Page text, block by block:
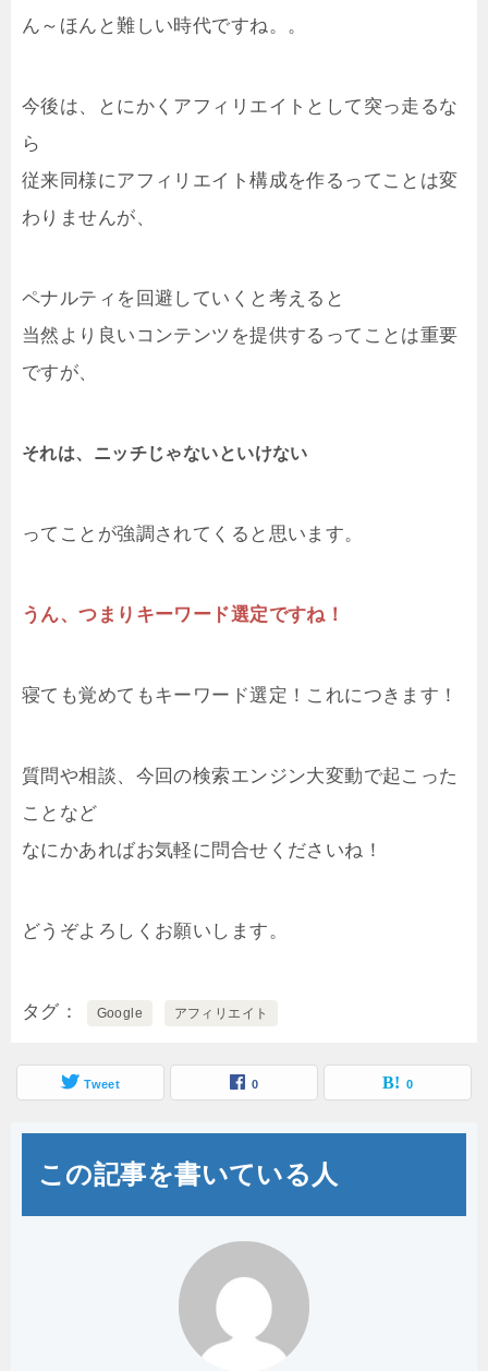
ん～ほんと難しい時代ですね。。
今後は、とにかくアフィリエイトとして突っ走るな
ら
従来同様にアフィリエイト構成を作るってことは変
わりませんが、
ペナルティを回避していくと考えると
当然より良いコンテンツを提供するってことは重要
ですが、
それは、ニッチじゃないといけない
ってことが強調されてくると思います。
うん、つまりキーワード選定ですね！
寝ても覚めてもキーワード選定！これにつきます！
質問や相談、今回の検索エンジン大変動で起こった
ことなど
なにかあればお気軽に問合せくださいね！
どうぞよろしくお願いします。
タグ Google アフィリエイト
Tweet 0 0
この記事を書いている人